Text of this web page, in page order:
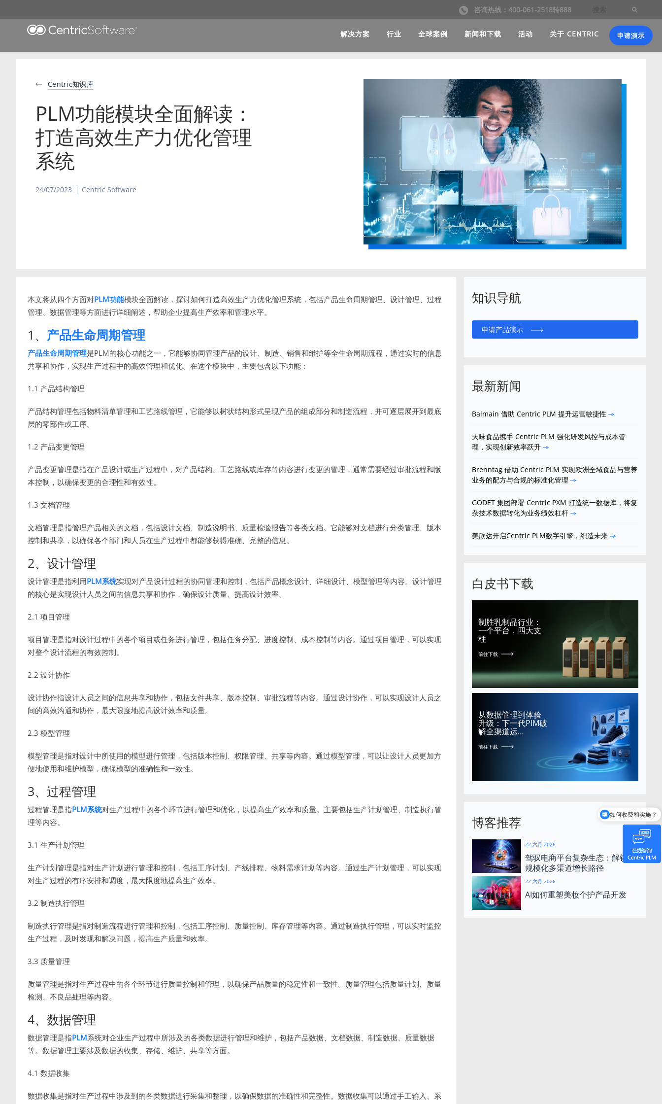
咨询热线：400-061-2518转888
解决方案 行业 全球案例 新闻和下载 活动 关于 CENTRIC 申请演示
Centric知识库
PLM功能模块全面解读：
打造高效生产力优化管理
系统
24/07/2023 Centric Software
本文将从四个方面对PLM功能模块全面解读，探讨如何打造高效生产力优化管理系统，包括产品生命周期管理、设计管理、过程
管理、数据管理等方面进行详细阐述，帮助企业提高生产效率和管理水平。
1、 产品生命周期管理
产品生命周期管理是PLM的核心功能之一，它能够协同管理产品的设计、制造、销售和维护等全生命周期流程，通过实时的信息
共享和协作，实现生产过程中的高效管理和优化。在这个模块中，主要包含以下功能：
1.1 产品结构管理
产品结构管理包括物料清单管理和工艺路线管理，它能够以树状结构形式呈现产品的组成部分和制造流程，并可逐层展开到最底
层的零部件或工序。
1.2 产品变更管理
产品变更管理是指在产品设计或生产过程中，对产品结构、工艺路线或库存等内容进行变更的管理，通常需要经过审批流程和版
本控制，以确保变更的合理性和有效性。
1.3 文档管理
文档管理是指管理产品相关的文档，包括设计文档、制造说明书、质量检验报告等各类文档。它能够对文档进行分类管理、版本
控制和共享，以确保各个部门和人员在生产过程中都能够获得准确、完整的信息。
2、设计管理
设计管理是指利用PLM系统实现对产品设计过程的协同管理和控制，包括产品概念设计、详细设计、模型管理等内容。设计管理
的核心是实现设计人员之间的信息共享和协作，确保设计质量、提高设计效率。
2.1 项目管理
项目管理是指对设计过程中的各个项目或任务进行管理，包括任务分配、进度控制、成本控制等内容。通过项目管理，可以实现
对整个设计流程的有效控制。
2.2 设计协作
设计协作指设计人员之间的信息共享和协作，包括文件共享、版本控制、审批流程等内容。通过设计协作，可以实现设计人员之
间的高效沟通和协作，最大限度地提高设计效率和质量。
2.3 模型管理
模型管理是指对设计中所使用的模型进行管理，包括版本控制、权限管理、共享等内容。通过模型管理，可以让设计人员更加方
便地使用和维护模型，确保模型的准确性和一致性。
3、过程管理
过程管理是指PLM系统对生产过程中的各个环节进行管理和优化，以提高生产效率和质量。主要包括生产计划管理、制造执行管
理等内容。
3.1 生产计划管理
生产计划管理是指对生产计划进行管理和控制，包括工序计划、产线排程、物料需求计划等内容。通过生产计划管理，可以实现
对生产过程的有序安排和调度，最大限度地提高生产效率。
3.2 制造执行管理
制造执行管理是指对制造流程进行管理和控制，包括工序控制、质量控制、库存管理等内容。通过制造执行管理，可以实时监控
生产过程，及时发现和解决问题，提高生产质量和效率。
3.3 质量管理
质量管理是指对生产过程中的各个环节进行质量控制和管理，以确保产品质量的稳定性和一致性。质量管理包括质量计划、质量
检测、不良品处理等内容。
4、数据管理
数据管理是指PLM系统对企业生产过程中所涉及的各类数据进行管理和维护，包括产品数据、文档数据、制造数据、质量数据
等。数据管理主要涉及数据的收集、存储、维护、共享等方面。
4.1 数据收集
数据收集是指对生产过程中涉及到的各类数据进行采集和整理，以确保数据的准确性和完整性。数据收集可以通过手工输入、系
知识导航
申请产品演示
最新新闻
Balmain 借助 Centric PLM 提升运营敏捷性
天味食品携手 Centric PLM 强化研发风控与成本管
理，实现创新效率跃升
Brenntag 借助 Centric PLM 实现欧洲全域食品与营养
业务的配方与合规的标准化管理
GODET 集团部署 Centric PXM 打造统一数据库，将复
杂技术数据转化为业务绩效杠杆
美欣达开启Centric PLM数字引擎，织造未来
白皮书下载
制胜乳制品行业：
一个平台，四大支
柱
前往下载
从数据管理到体验
升级：下一代PIM破
解全渠道运…
前往下载
博客推荐
22 六月 2026
驾驭电商平台复杂生态：解锁可
规模化多渠道增长路径
22 六月 2026
AI如何重塑美妆个护产品开发
Centric是谁？